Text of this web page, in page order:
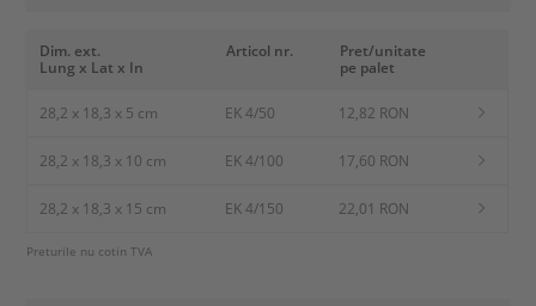
Dim. ext.
Lung x Lat x In
Articol nr.
Pret/unitate
pe palet
28,2 x 18,3 x 5 cm EK 4/50 12,82 RON
28,2 x 18,3 x 10 cm EK 4/100 17,60 RON
28,2 x 18,3 x 15 cm EK 4/150 22,01 RON
Preturile nu cotin TVA